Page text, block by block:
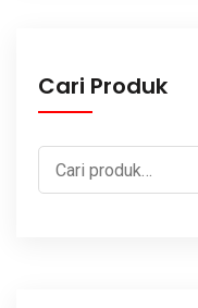
Cari Produk
Pencarian
untuk: